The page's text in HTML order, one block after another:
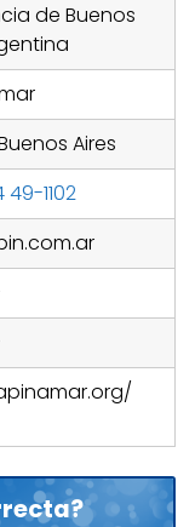
de Buenos
Aires
1102